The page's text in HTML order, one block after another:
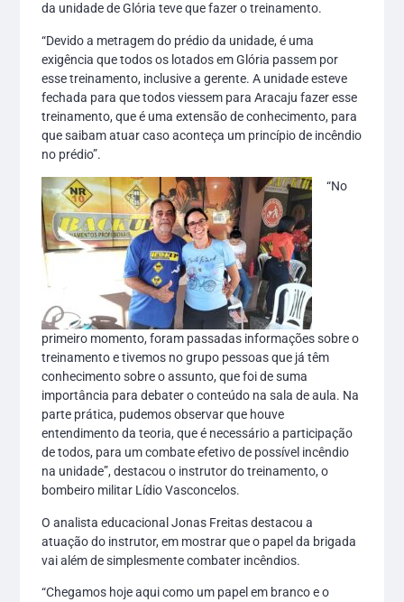
da unidade de Glória teve que fazer o treinamento.
“Devido a metragem do prédio da unidade, é uma
exigência que todos os lotados em Glória passem por
esse treinamento, inclusive a gerente. A unidade esteve
fechada para que todos viessem para Aracaju fazer esse
treinamento, que é uma extensão de conhecimento, para
que saibam atuar caso aconteça um princípio de incêndio
no prédio”.
“No
primeiro momento, foram passadas informações sobre o
treinamento e tivemos no grupo pessoas que já têm
conhecimento sobre o assunto, que foi de suma
importância para debater o conteúdo na sala de aula. Na
parte prática, pudemos observar que houve
entendimento da teoria, que é necessário a participação
de todos, para um combate efetivo de possível incêndio
na unidade”, destacou o instrutor do treinamento, o
bombeiro militar Lídio Vasconcelos.
O analista educacional Jonas Freitas destacou a
atuação do instrutor, em mostrar que o papel da brigada
vai além de simplesmente combater incêndios.
“Chegamos hoje aqui como um papel em branco e o